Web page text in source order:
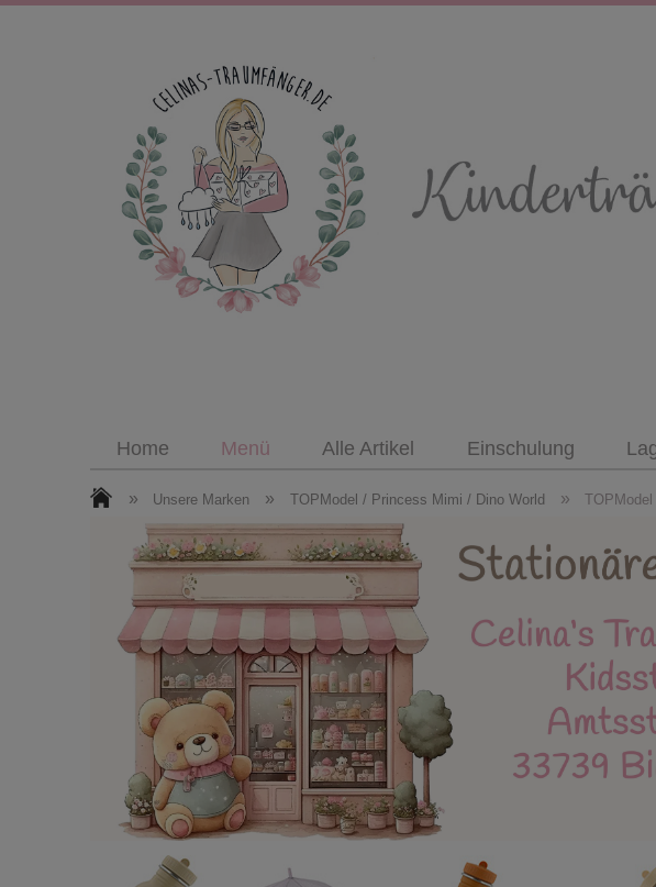
Home Menü Alle Artikel Einschulung
Roller + Helme Kinderzimmermöbel Holzspielzeug
Puppen / Kuscheltiere Ostern Neue Produkte
Facebook Kontakt / Impressum Instagram
» Unsere Marken » TOPModel / Princess Mimi / Dino World »